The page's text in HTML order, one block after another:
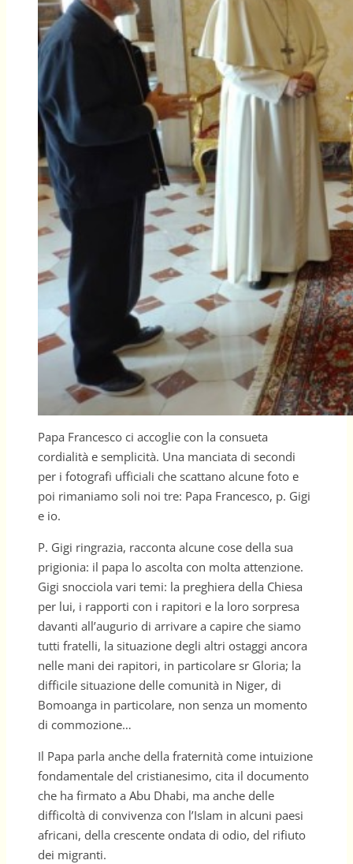
Papa Francesco ci accoglie con la consueta
cordialità e semplicità. Una manciata di secondi
per i fotografi ufficiali che scattano alcune foto e
poi rimaniamo soli noi tre: Papa Francesco, p. Gigi
e io.
P. Gigi ringrazia, racconta alcune cose della sua
prigionia: il papa lo ascolta con molta attenzione.
Gigi snocciola vari temi: la preghiera della Chiesa
per lui, i rapporti con i rapitori e la loro sorpresa
davanti all’augurio di arrivare a capire che siamo
tutti fratelli, la situazione degli altri ostaggi ancora
nelle mani dei rapitori, in particolare sr Gloria; la
difficile situazione delle comunità in Niger, di
Bomoanga in particolare, non senza un momento
di commozione…
Il Papa parla anche della fraternità come intuizione
fondamentale del cristianesimo, cita il documento
che ha firmato a Abu Dhabi, ma anche delle
difficoltà di convivenza con l’Islam in alcuni paesi
africani, della crescente ondata di odio, del rifiuto
dei migranti.